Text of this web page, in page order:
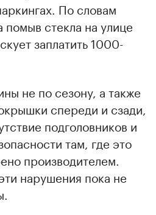
По словам
помыв стекла на улице
заплатить 1000-
не по сезону, а также
спереди и сзади,
подголовников и
там, где это
производителем.
нарушения пока не